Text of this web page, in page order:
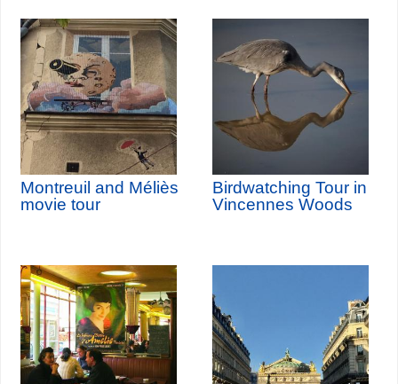
Montreuil and Méliès
movie tour
Birdwatching Tour in
Vincennes Woods